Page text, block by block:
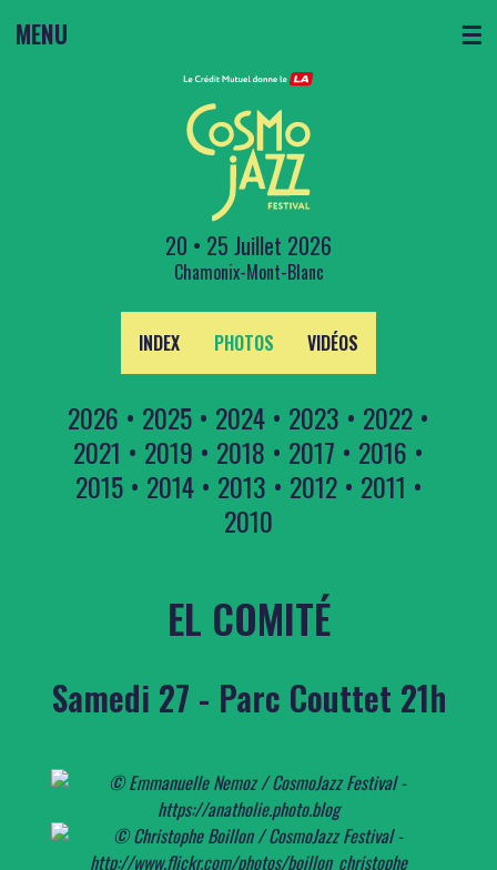
MENU ☰
20 • 25 Juillet 2026
Chamonix-Mont-Blanc
INDEX PHOTOS VIDÉOS
2026 • 2025 • 2024 • 2023 • 2022 •
2021 • 2019 • 2018 • 2017 • 2016 •
2015• 2014• 2013 • 2012• 2011 •
2010
EL COMITÉ
Samedi 27 - Parc Couttet 21h